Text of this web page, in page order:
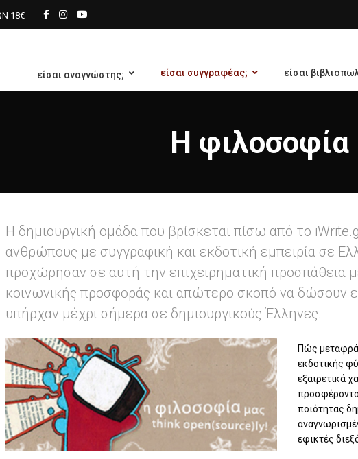
18€
είσαι αναγνώστης; είσαι συγγραφέας; είσαι
H
Η δημιουργική ομάδα που βρίσκεται πίσω από το
ανθρώπους με συγγραφική και εκδοτική εμπειρία σε
προχώρησαν σε αυτή την επιχειρηματική προσπάθεια
κοινωνικής προσφοράς και απώτερο σκοπό να δώσουν
υπήρχαν μέχρι σήμερα σε δημιουργικούς Έλληνες.
Πώς
εκδοτικής
εξαιρετικά
ποιότητας
εφικτές